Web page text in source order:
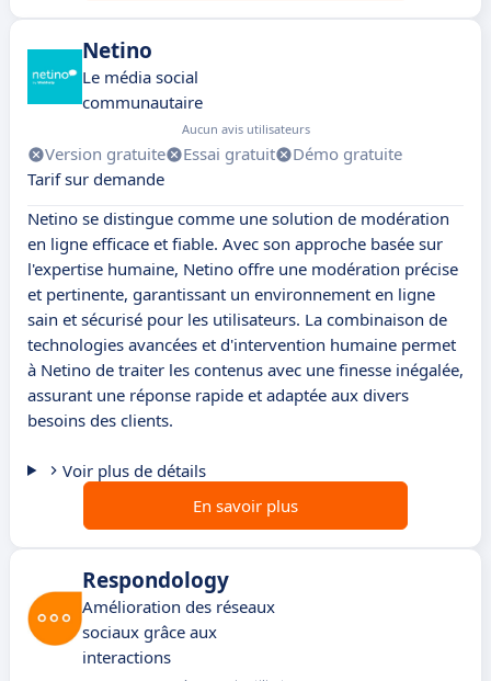
Netino
Le média social
communautaire
Aucun avis utilisateurs
Version gratuite Essai gratuit
Démo gratuite
Tarif sur demande
Netino se distingue comme une solution de modération
en ligne efficace et fiable. Avec son approche basée sur
l'expertise humaine, Netino offre une modération précise
et pertinente, garantissant un environnement en ligne
sain et sécurisé pour les utilisateurs. La combinaison de
technologies avancées et d'intervention humaine permet
à Netino de traiter les contenus avec une finesse inégalée,
assurant une réponse rapide et adaptée aux divers
besoins des clients.
Voir plus de détails
En savoir plus
Respondology
Amélioration des réseaux
sociaux grâce aux
interactions